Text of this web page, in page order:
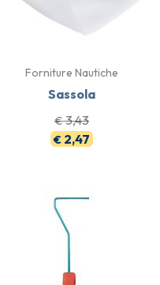
Forniture Nautiche
Sassola
€3,43
€ 2,47